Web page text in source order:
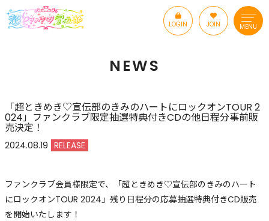
LOGIN JOIN MENU
NEWS
「超ときめき♡宣伝部のきみのハートにロックオンTOUR 2
024」ファンクラブ限定抽選特典付きCDの他日程分事前販
売決定！
2024.08.19 RELEASE
ファンクラブ会員様限定で、「超ときめき♡宣伝部のきみのハート
にロックオンTOUR 2024」残り日程分の応募抽選特典付きCD販売
を開始いたします！